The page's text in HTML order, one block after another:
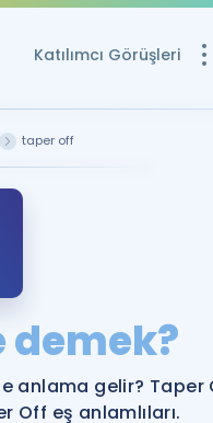
Katılımcı Görüşleri
YDS ve YÖKDİL
YDS ve YÖKDİL'e
taper off
demek?
anlama gelir? Taper
Off eş anlamlıları.